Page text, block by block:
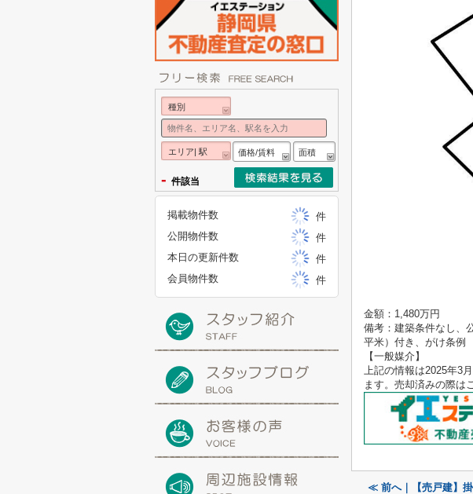
金額：1,480万円
備考： 建築条件なし、
平米）付き、がけ条例
【一般媒介】
上記の情報は2025年3
ます。売却済みの際は
≪ 前へ｜【売戸建】
種別
エリア| 駅 価格/賃料 面積
- 件該当
掲載物件数
件
公開物件数
件
本日の更新件数
件
会員物件数
件